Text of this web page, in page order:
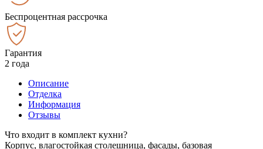
Беспроцентная рассрочка
Гарантия
2 года
Описание
Отделка
Информация
Отзывы
Что входит в комплект кухни?
Корпус, влагостойкая столешница, фасады, базовая